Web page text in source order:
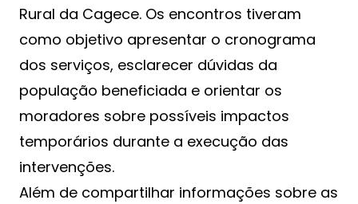
Rural da Cagece. Os encontros tiveram
como objetivo apresentar o cronograma
dos serviços, esclarecer dúvidas da
população beneficiada e orientar os
moradores sobre possíveis impactos
temporários durante a execução das
intervenções.
Além de compartilhar informações sobre as